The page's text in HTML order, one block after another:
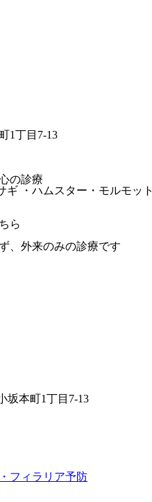
1丁目7-13
の診療
ギ ・ハムスター・モルモット
、外来のみの診療です
坂本町1丁目7-13
フィラリア予防